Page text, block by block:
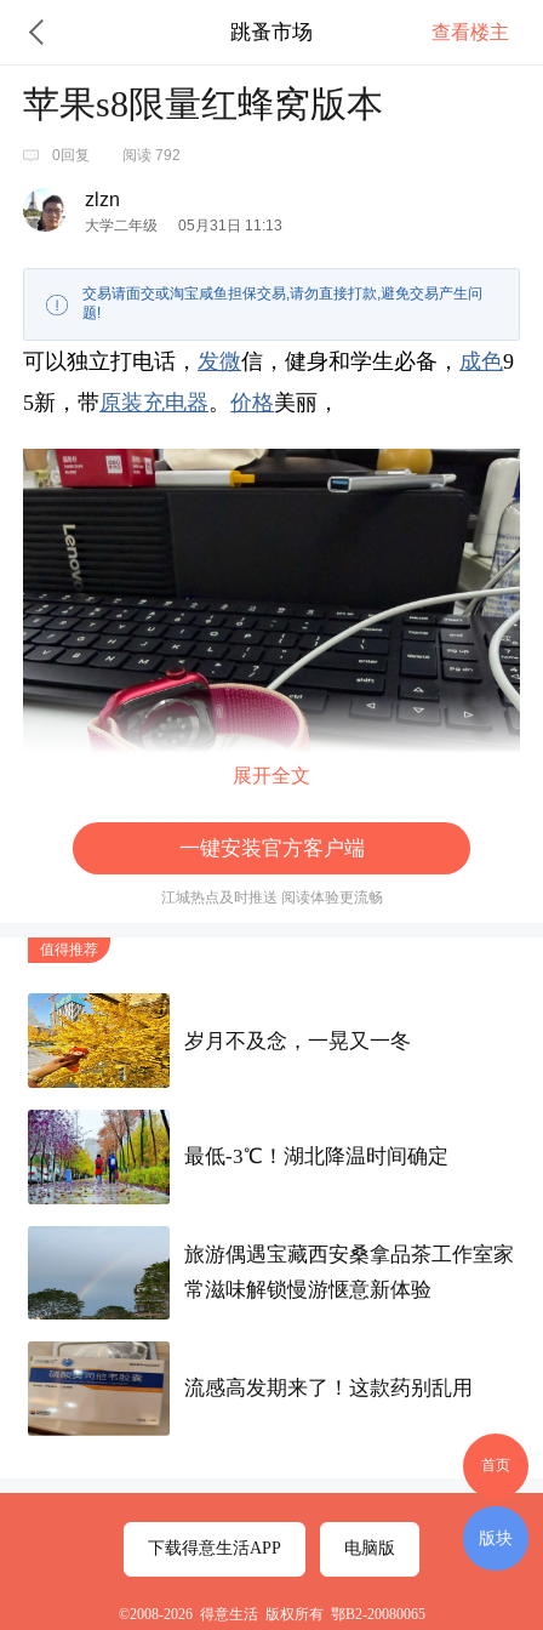
跳蚤市场 查看楼主
苹果s8限量红蜂窝版本
0回复 阅读 792
zlzn
大学二年级 05月31日 11:13
交易请面交或淘宝咸鱼担保交易,请勿直接打款,避免交易产生问
题!
可以独立打电话， 发微信，健身和学生必备， 成色9
5新，带原装充电器。价格美丽，
展开全文
一键安装官方客户端
江城热点及时推送 阅读体验更流畅
值得推荐
岁月不及念，一晃又一冬
最低-3℃！湖北降温时间确定
旅游偶遇宝藏西安桑拿品茶工作室家
常滋味解锁慢游惬意新体验
流感高发期来了！这款药别乱用
首页
版块
下载得意生活APP 电脑版
©2008-2026 得意生活 版权所有 鄂B2-20080065